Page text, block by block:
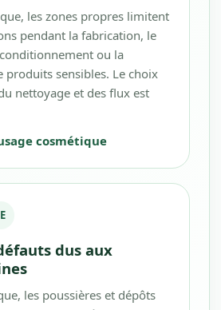
les zones propres limitent
pendant la fabrication, le
ou la
produits sensibles. Le choix
nettoyage et des flux est
cosmétique
dus aux
les poussières et dépôts